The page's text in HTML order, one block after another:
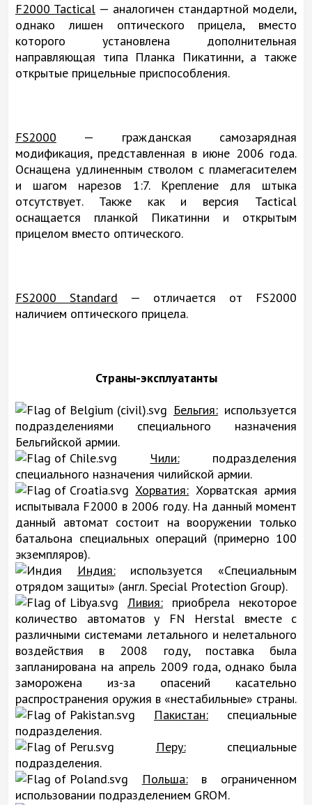
F2000 Tactical — аналогичен стандартной модели,
однако лишен оптического прицела, вместо
которого установлена дополнительная
направляющая типа Планка Пикатинни, а также
открытые прицельные приспособления.
FS2000 — гражданская самозарядная
модификация, представленная в июне 2006 года.
Оснащена удлиненным стволом с пламегасителем
и шагом нарезов 1:7. Крепление для штыка
отсутствует. Также как и версия Tactical
оснащается планкой Пикатинни и открытым
прицелом вместо оптического.
FS2000 Standard — отличается от FS2000
наличием оптического прицела.
Страны-эксплуатанты
Бельгия: используется
подразделениями специального назначения
Бельгийской армии.
Чили:подразделения
специального назначения чилийской армии.
Хорватия: Хорватская армия
испытывала F2000 в 2006 году. На данный момент
данный автомат состоит на вооружении только
батальона специальных операций (примерно 100
экземпляров).
Индия:используется «Специальным
отрядом защиты» (англ. Special Protection Group).
Ливия: приобрела некоторое
количество автоматов у FN Herstal вместе с
различными системами летального и нелетального
воздействия в 2008 году, поставка была
запланирована на апрель 2009 года, однако была
заморожена из-за опасений касательно
распространения оружия в «нестабильные» страны.
Пакистан: специальные
подразделения.
Перу:специальные
подразделения.
Польша:в ограниченном
использовании подразделением GROM.